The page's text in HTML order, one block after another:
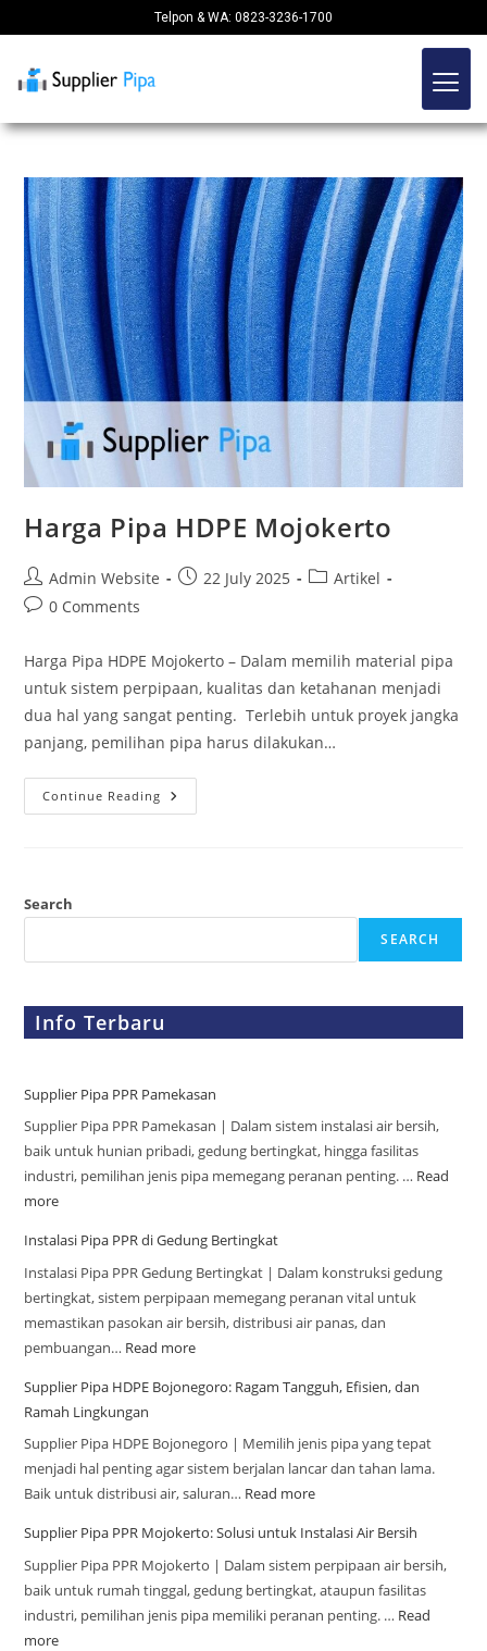
Telpon & WA: 0823-3236-1700
Harga Pipa HDPE Mojokerto
Admin Website 22 July 2025
Artikel
0 Comments
Harga Pipa HDPE Mojokerto – Dalam memilih material pipa
untuk sistem perpipaan, kualitas dan ketahanan menjadi
dua hal yang sangat penting. Terlebih untuk proyek jangka
panjang, pemilihan pipa harus dilakukan…
Continue Reading
Search
SEARCH
Info Terbaru
Supplier Pipa PPR Pamekasan
Supplier Pipa PPR Pamekasan | Dalam sistem instalasi air bersih,
baik untuk hunian pribadi, gedung bertingkat, hingga fasilitas
industri, pemilihan jenis pipa memegang peranan penting. … Read
more
Instalasi Pipa PPR di Gedung Bertingkat
Instalasi Pipa PPR Gedung Bertingkat | Dalam konstruksi gedung
bertingkat, sistem perpipaan memegang peranan vital untuk
memastikan pasokan air bersih, distribusi air panas, dan
pembuangan… Read more
Supplier Pipa HDPE Bojonegoro: Ragam Tangguh, Efisien, dan
Ramah Lingkungan
Supplier Pipa HDPE Bojonegoro | Memilih jenis pipa yang tepat
menjadi hal penting agar sistem berjalan lancar dan tahan lama.
Baik untuk distribusi air, saluran… Read more
Supplier Pipa PPR Mojokerto: Solusi untuk Instalasi Air Bersih
Supplier Pipa PPR Mojokerto | Dalam sistem perpipaan air bersih,
baik untuk rumah tinggal, gedung bertingkat, ataupun fasilitas
industri, pemilihan jenis pipa memiliki peranan penting. … Read
more